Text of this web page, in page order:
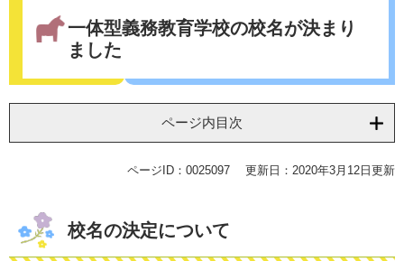
一体型義務教育学校の校名が決まり
ました
ページ内目次
ページID：0025097 更新日：2020年3月12日更新
校名の決定について